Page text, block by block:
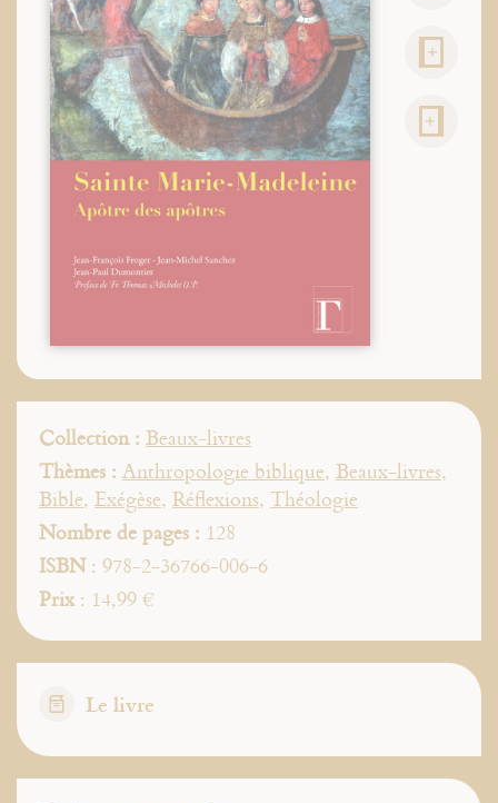
Collection : Beaux-livres
Thèmes : Anthropologie biblique, Beaux-livres,
Bible, Exégèse, Réflexions, Théologie
Nombre de pages : 128
ISBN: 978-2-36766-006-6
Prix: 14,99 €
Le livre